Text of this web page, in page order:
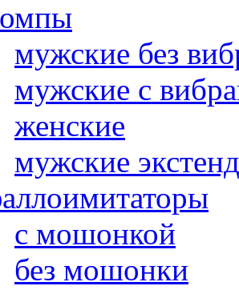
мужские без
мужские с
женские
мужские
с мошонкой
без мошонки